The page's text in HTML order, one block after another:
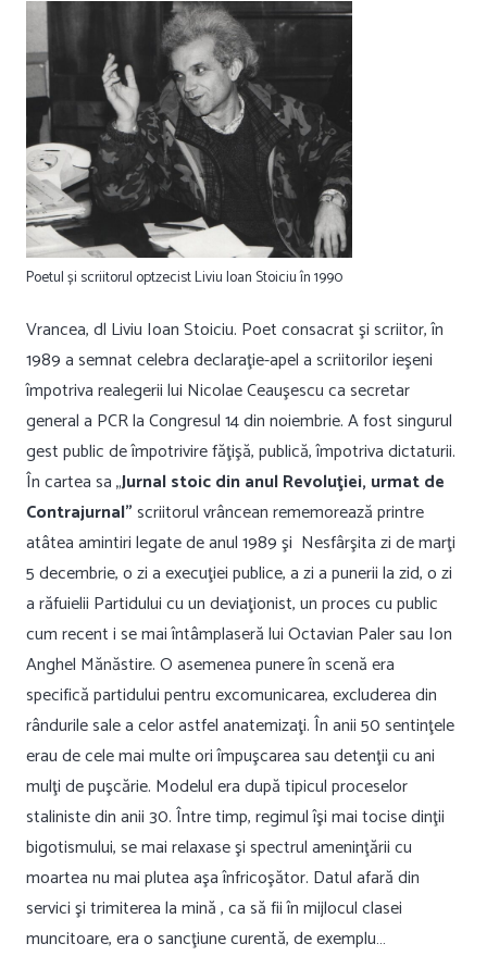
Poetul și scriitorul optzecist Liviu Ioan Stoiciu în 1990
Vrancea, dl Liviu Ioan Stoiciu. Poet consacrat şi scriitor, în
1989 a semnat celebra declaraţie-apel a scriitorilor ieşeni
împotriva realegerii lui Nicolae Ceauşescu ca secretar
general a PCR la Congresul 14 din noiembrie. A fost singurul
gest public de împotrivire făţişă, publică, împotriva dictaturii.
În cartea sa „Jurnal stoic din anul Revoluţiei, urmat de
Contrajurnal”scriitorul vrâncean rememorează printre
atâtea amintiri legate de anul 1989 şi Nesfârşita zi de marţi
5 decembrie, o zi a execuţiei publice, a zi a punerii la zid, o zi
a răfuielii Partidului cu un deviaţionist, un proces cu public
cum recent i se mai întâmplaseră lui Octavian Paler sau Ion
Anghel Mănăstire. O asemenea punere în scenă era
specifică partidului pentru excomunicarea, excluderea din
rândurile sale a celor astfel anatemizaţi. În anii 50 sentinţele
erau de cele mai multe ori împuşcarea sau detenţii cu ani
mulţi de puşcărie. Modelul era după tipicul proceselor
staliniste din anii 30. Între timp, regimul îşi mai tocise dinţii
bigotismului, se mai relaxase şi spectrul ameninţării cu
moartea nu mai plutea aşa înfricoşător. Datul afară din
servici şi trimiterea la mină , ca să fii în mijlocul clasei
muncitoare, era o sancţiune curentă, de exemplu…